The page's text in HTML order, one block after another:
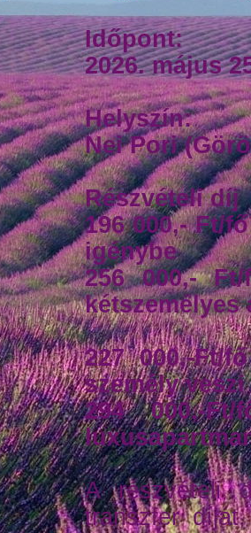
Időpont:
2026. május
Helyszín:
Nei Pori
Részvételi díj
196 000,- Ft/
igénybe
256 000,- Ft/
kétszemélyes
227 000,-Ft/
személy
294 000,-
A részvételi
transzfer